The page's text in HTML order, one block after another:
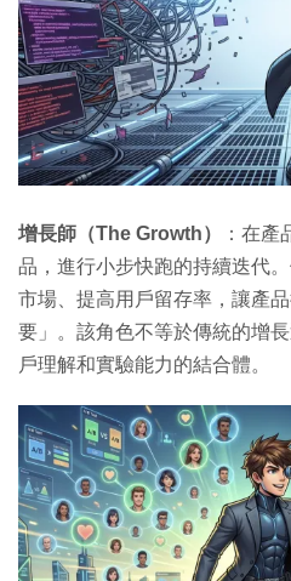
增長師（The Growth）
：在產
品，進行小步快跑的持續迭代
市場、提高用戶留存率，讓產
要」。該角色不等於傳統的增
戶理解和實驗能力的結合體。